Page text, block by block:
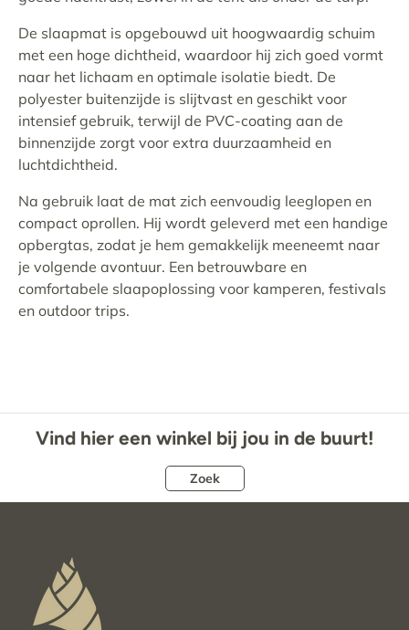
De slaapmat is opgebouwd uit hoogwaardig schuim
met een hoge dichtheid, waardoor hij zich goed vormt
naar het lichaam en optimale isolatie biedt. De
polyester buitenzijde is slijtvast en geschikt voor
intensief gebruik, terwijl de PVC-coating aan de
binnenzijde zorgt voor extra duurzaamheid en
luchtdichtheid.
Na gebruik laat de mat zich eenvoudig leeglopen en
compact oprollen. Hij wordt geleverd met een handige
opbergtas, zodat je hem gemakkelijk meeneemt naar
je volgende avontuur. Een betrouwbare en
comfortabele slaapoplossing voor kamperen, festivals
en outdoor trips.
Vind hier een winkel bij jou in de buurt!
Zoek